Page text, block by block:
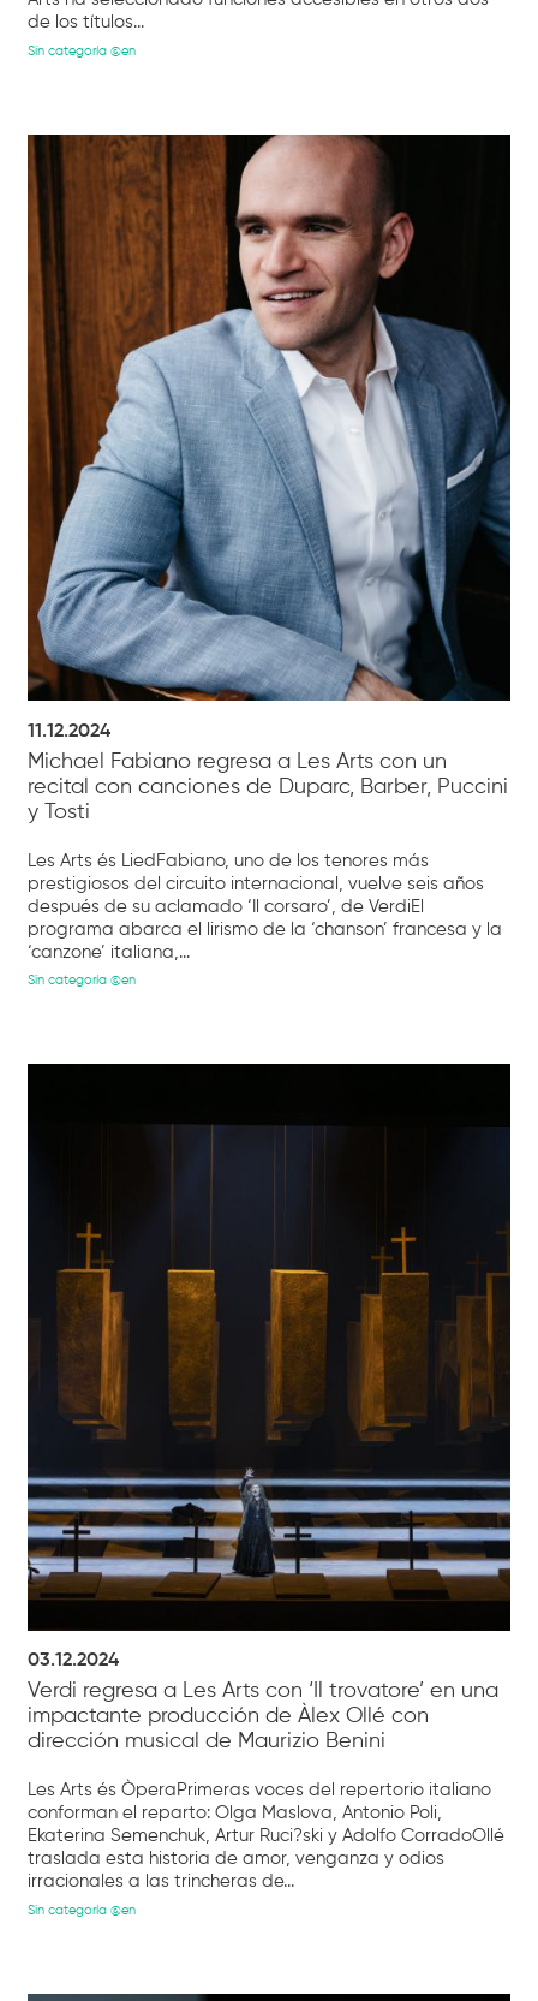
de los títulos...
Sin categoría @en
11.12.2024
Michael Fabiano regresa a Les Arts con un
recital con canciones de Duparc, Barber, Puccini
y Tosti
Les Arts és LiedFabiano, uno de los tenores más
prestigiosos del circuito internacional, vuelve seis años
después de su aclamado ‘Il corsaro’, de VerdiEl
programa abarca el lirismo de la ‘chanson’ francesa y la
‘canzone’ italiana,...
Sin categoría @en
03.12.2024
Verdi regresa a Les Arts con ‘Il trovatore’ en una
impactante producción de Àlex Ollé con
dirección musical de Maurizio Benini
Les Arts és ÒperaPrimeras voces del repertorio italiano
conforman el reparto: Olga Maslova, Antonio Poli,
Ekaterina Semenchuk, Artur Ruci?ski y Adolfo CorradoOllé
traslada esta historia de amor, venganza y odios
irracionales a las trincheras de...
Sin categoría @en